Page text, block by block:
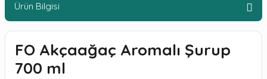
Ürün Bilgisi
FO Akçaağaç Aromalı Şurup
700 ml